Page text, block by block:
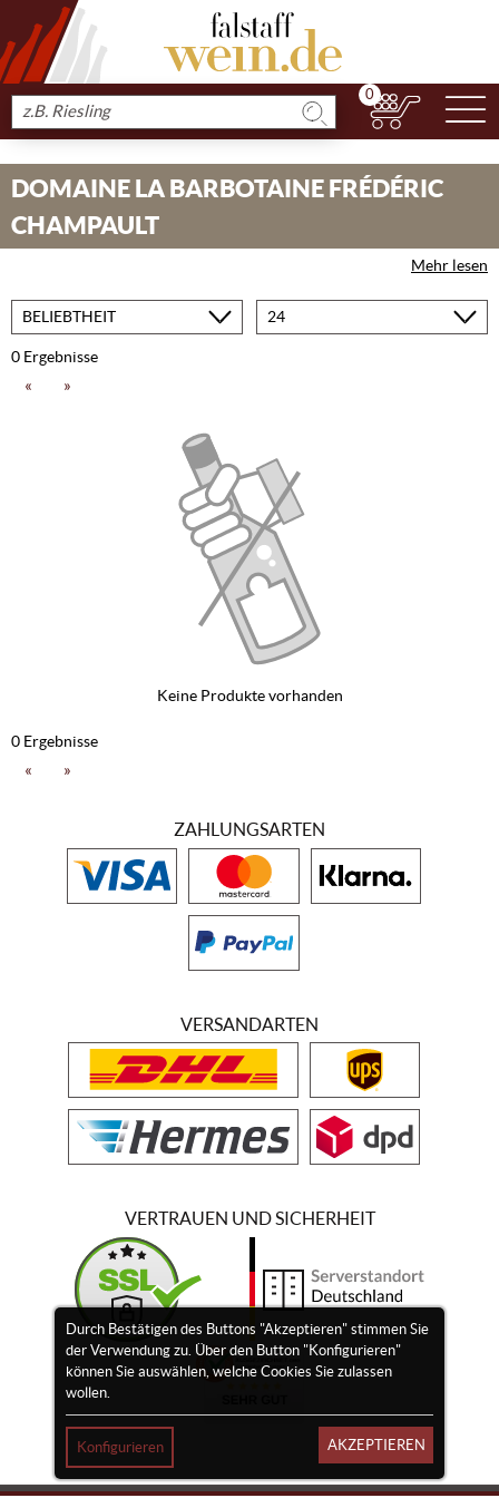
Produkt
suchen
0
DOMAINE LA BARBOTAINE FRÉDÉRIC
CHAMPAULT
Mehr lesen
Sortieren
nach
Produkte
pro
0 Ergebnisse
« »
Keine Produkte vorhanden
0 Ergebnisse
« »
Durch Bestätigen des Buttons "Akzeptieren" stimmen Sie
der Verwendung zu. Über den Button "Konfigurieren"
können Sie auswählen, welche Cookies Sie zulassen
wollen.
Konfigurieren AKZEPTIEREN
ZAHLUNGSARTEN
VERSANDARTEN
VERTRAUEN UND SICHERHEIT